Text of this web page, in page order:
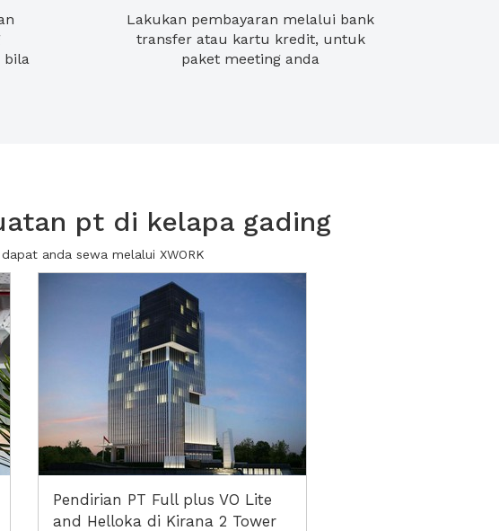
bila
Lakukan pembayaran melalui bank
transfer atau kartu kredit, untuk
paket meeting anda
pt di kelapa gading
anda sewa melalui XWORK
Pendirian PT Full plus VO Lite
and Helloka di Kirana 2 Tower